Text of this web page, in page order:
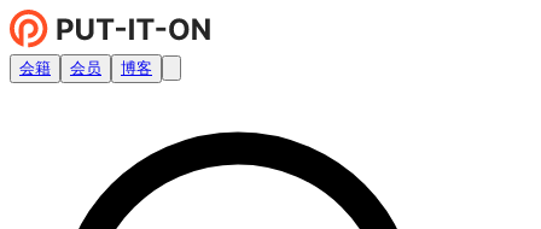
会籍 会员 博客